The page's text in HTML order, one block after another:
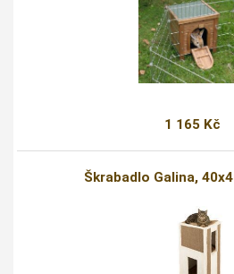
1 165 Kč
Škrabadlo Galina,